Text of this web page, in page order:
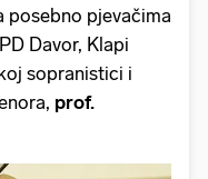
posebno pjevačima
Davor, Klapi
sopranistici i
prof.